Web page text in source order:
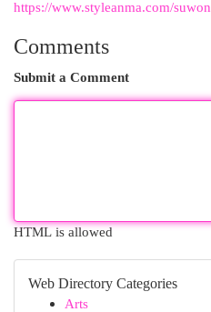
https://www.styleanma.com/suwon
Comments
Submit a Comment
HTML is allowed
Web Directory Categories
Arts